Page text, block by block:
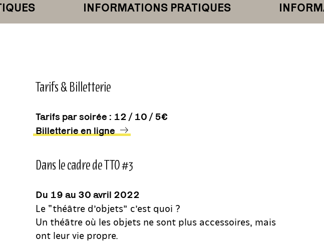
INFORMATIONS PRATIQUES
Tarifs & Billetterie
Tarifs par soirée : 12 / 10 / 5€
Billetterie en ligne
Dans le cadre de TTO #3
Du 19 au 30 avril 2022
Le “théâtre d’objets” c’est quoi ?
Un théâtre où les objets ne sont plus accessoires, mais
ont leur vie propre.